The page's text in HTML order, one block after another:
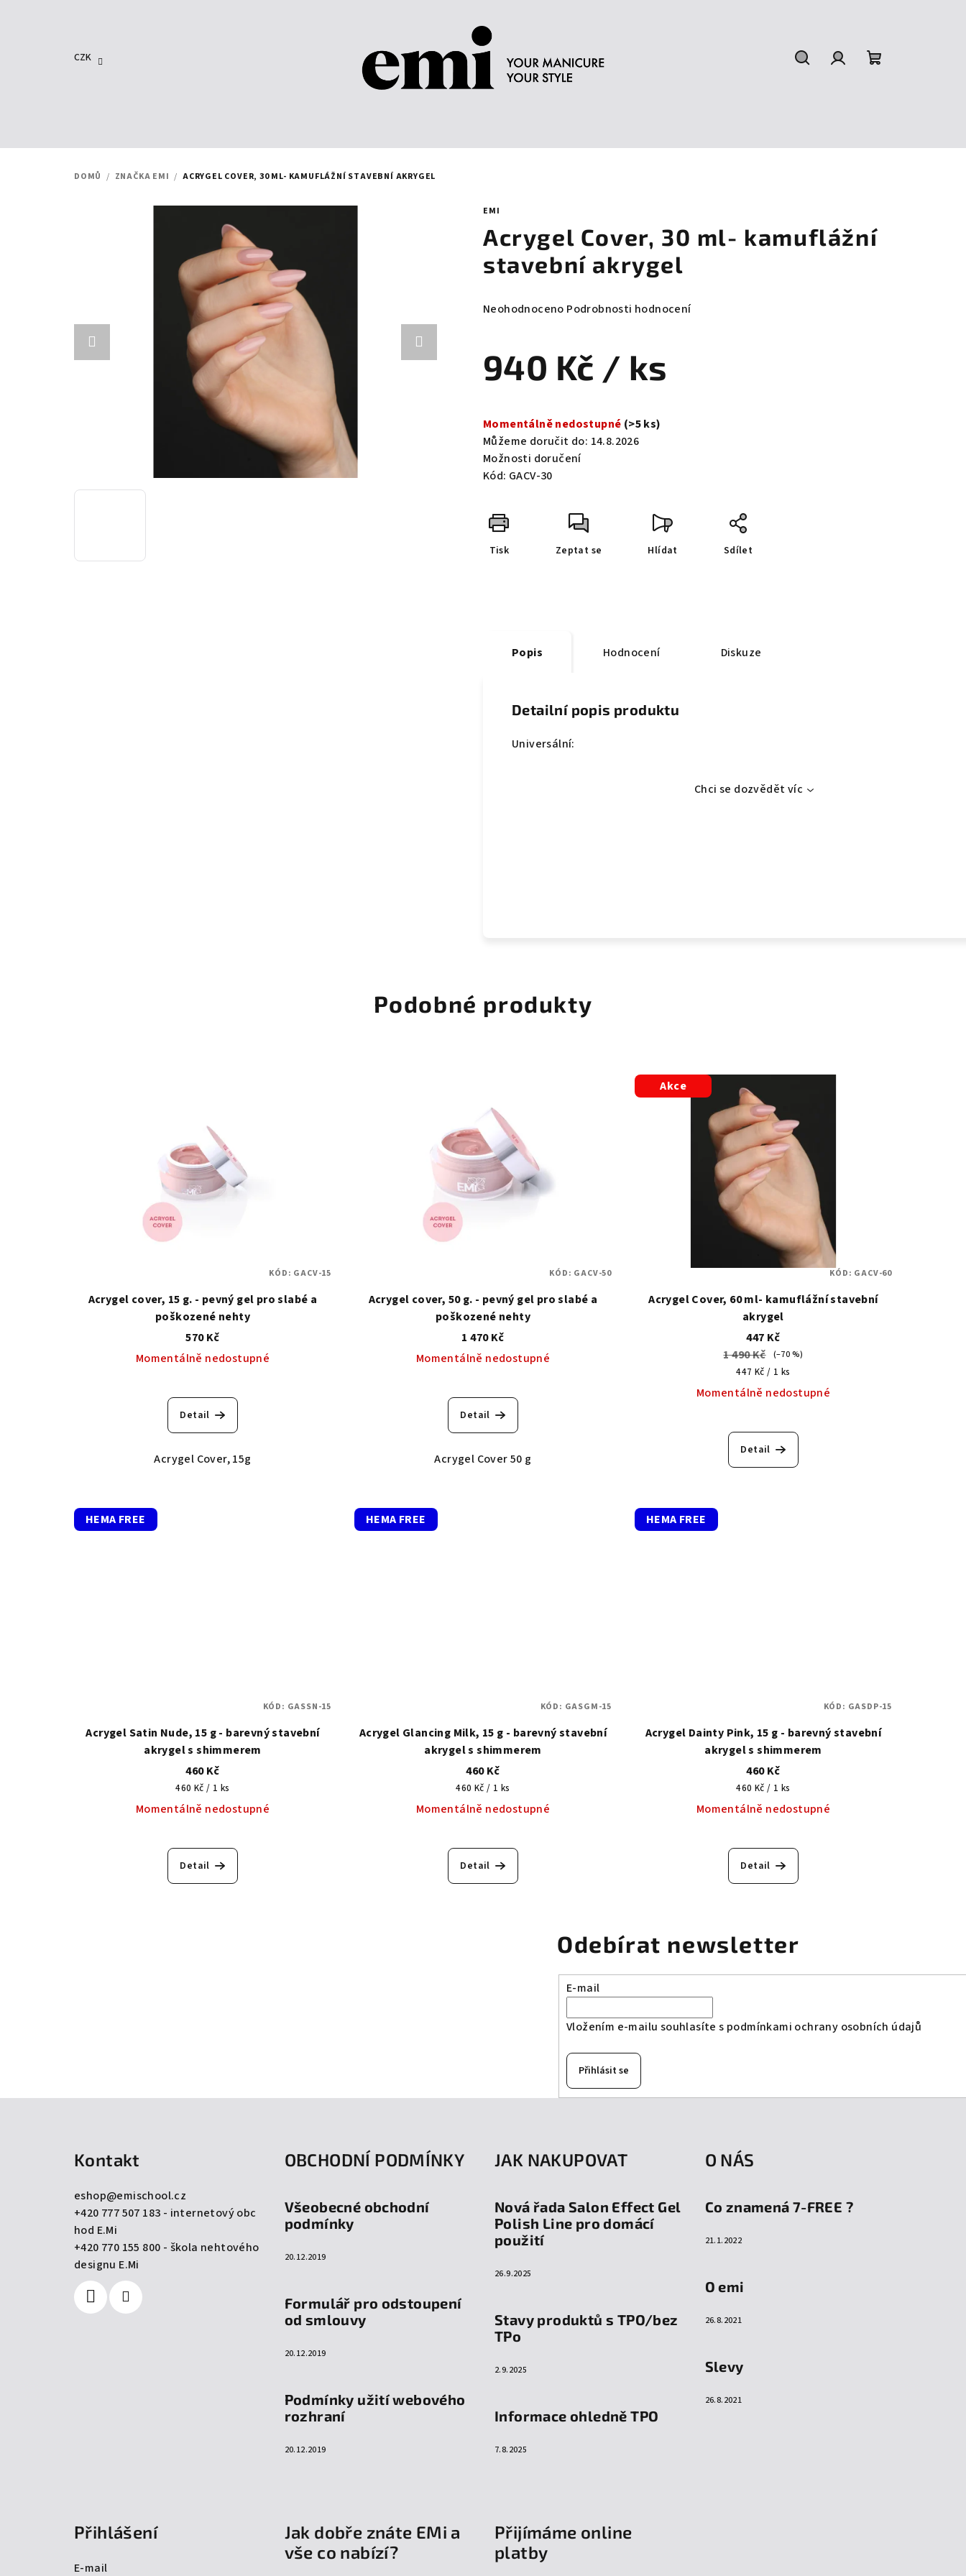
CZK
DOMŮ / ZNAČKA EMI / ACRYGEL COVER, 30 ML- KAMUFLÁŽNÍ STAVEBNÍ AKRYGEL
EMI
Acrygel Cover, 30 ml- kamuflážní
stavební akrygel
Průměrné
je
0,0
hvězdiček.
Neohodnoceno Podrobnosti hodnocení
940 Kč / ks
cena:
Momentálně nedostupné (>5 ks)
Můžeme doručit do: 14.8.2026
Možnosti doručení
Kód: GACV-30
Tisk Zeptat se Hlídat Sdílet
Popis Hodnocení Diskuze
Detailní popis produktu
Universální:
Chci se dozvědět víc
Podobné produkty
Acrygel cover, 15 g. - pevný gel pro slabé a
poškozené nehty
570 Kč
Momentálně nedostupné
Detail
Acrygel Cover, 15g
KÓD: GACV-15
Acrygel cover, 50 g. - pevný gel pro slabé a
poškozené nehty
1 470 Kč
Momentálně nedostupné
Detail
Acrygel Cover 50 g
KÓD: GACV-50
Akce
Acrygel Cover, 60 ml- kamuflážní stavební
akrygel
447 Kč
1 490 Kč
(–70 %)
Měrná
cena:
447 Kč / 1 ks
Momentálně nedostupné
Detail
KÓD: GACV-60
HEMA FREE
Acrygel Satin Nude, 15 g - barevný stavební
akrygel s shimmerem
460 Kč
Měrná
cena:
460 Kč / 1 ks
Momentálně nedostupné
Detail
KÓD: GASSN-15
HEMA FREE
Acrygel Glancing Milk, 15 g - barevný stavební
akrygel s shimmerem
460 Kč
Měrná
cena:
460 Kč / 1 ks
Momentálně nedostupné
Detail
KÓD: GASGM-15
HEMA FREE
Acrygel Dainty Pink, 15 g - barevný stavební
akrygel s shimmerem
460 Kč
Měrná
cena:
460 Kč / 1 ks
Momentálně nedostupné
Detail
KÓD: GASDP-15
Odebírat newsletter
E-mail
Vložením e-mailu souhlasíte s podmínkami ochrany osobních údajů
Přihlásit se
Kontakt
eshop@emischool.cz
+420 777 507 183 - internetový obc
hod E.Mi
+420 770 155 800 - škola nehtového
designu E.Mi
OBCHODNÍ PODMÍNKY
Všeobecné obchodní
podmínky
20.12.2019
Formulář pro odstoupení
od smlouvy
20.12.2019
Podmínky užití webového
rozhraní
20.12.2019
JAK NAKUPOVAT
Nová řada Salon Effect Gel
Polish Line pro domácí
použití
26.9.2025
Stavy produktů s TPO/bez
TPo
2.9.2025
Informace ohledně TPO
7.8.2025
O NÁS
Co znamená 7-FREE ?
21.1.2022
O emi
26.8.2021
Slevy
26.8.2021
Přihlášení
E-mail
Jak dobře znáte EMi a
vše co nabízí?
Přijímáme online
platby